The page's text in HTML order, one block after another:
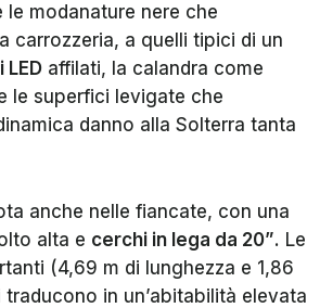
modanature nere che
carrozzeria, a quelli tipici di un
LED affilati, la calandra come
le superfici levigate che
danno alla Solterra tanta
anche nelle fiancate, con una
alta e cerchi in lega da 20”. Le
(4,69 m di lunghezza e 1,86
traducono in un’abitabilità elevata